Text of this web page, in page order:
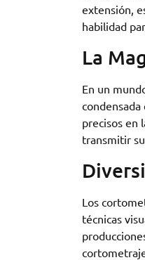
extensión,
habilidad
La
En un
precisos en
transmitir
Los
técnicas